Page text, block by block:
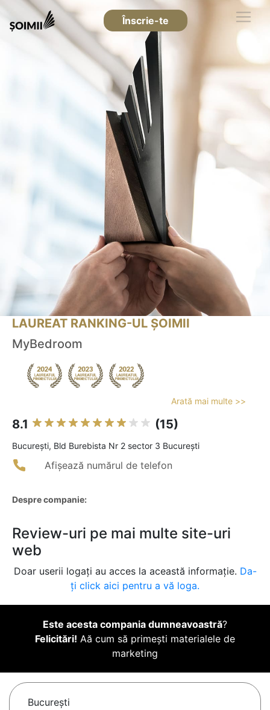
Înscrie-te
LAUREAT RANKING-UL ȘOIMII
MyBedroom
Arată mai multe >>
8.1 (15)
Bucureşti, Bld Burebista Nr 2 sector 3 București
Afișează numărul de telefon
Despre companie:
Review-uri pe mai multe site-uri
web
Doar userii logați au acces la această informație. Da-
ți click aici pentru a vă loga.
Este acesta compania dumneavoastră?
Felicitări! Aă cum să primești materialele de
marketing
Bucureşti